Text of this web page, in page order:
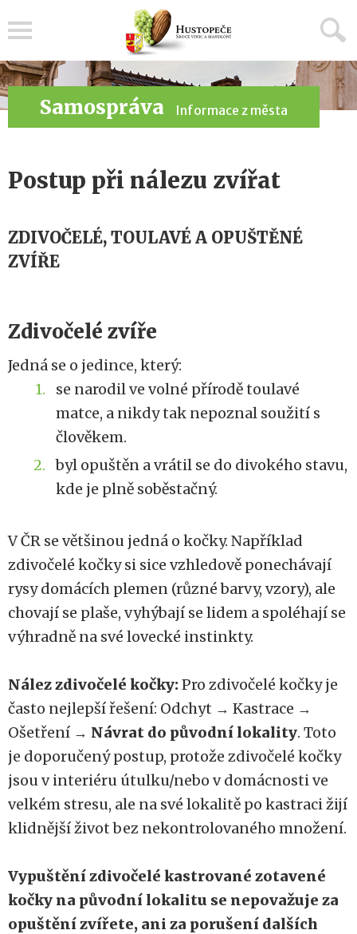
Samospráva Informace z města
Postup při nálezu zvířat
ZDIVOČELÉ, TOULAVÉ A OPUŠTĚNÉ
ZVÍŘE
Zdivočelé zvíře
Jedná se o jedince, který:
se narodil ve volné přírodě toulavé
matce, a nikdy tak nepoznal soužití s
člověkem.
byl opuštěn a vrátil se do divokého stavu,
kde je plně soběstačný.
V ČR se většinou jedná o kočky. Například
zdivočelé kočky si sice vzhledově ponechávají
rysy domácích plemen (různé barvy, vzory), ale
chovají se plaše, vyhýbají se lidem a spoléhají se
výhradně na své lovecké instinkty.
Nález zdivočelé kočky:Pro zdivočelé kočky je
často nejlepší řešení: Odchyt → Kastrace →
Ošetření → Návrat do původní lokality. Toto
je doporučený postup, protože zdivočelé kočky
jsou v interiéru útulku/nebo v domácnosti ve
velkém stresu, ale na své lokalitě po kastraci žijí
klidnější život bez nekontrolovaného množení.
Vypuštění zdivočelé kastrované zotavené
kočky na původní lokalitu se nepovažuje za
opuštění zvířete, ani za porušení dalších